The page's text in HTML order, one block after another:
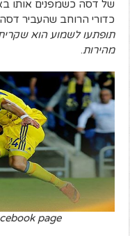
כדורי הרוחב שהעביר
תופתעו לשמוע הוא
מהירות.
page